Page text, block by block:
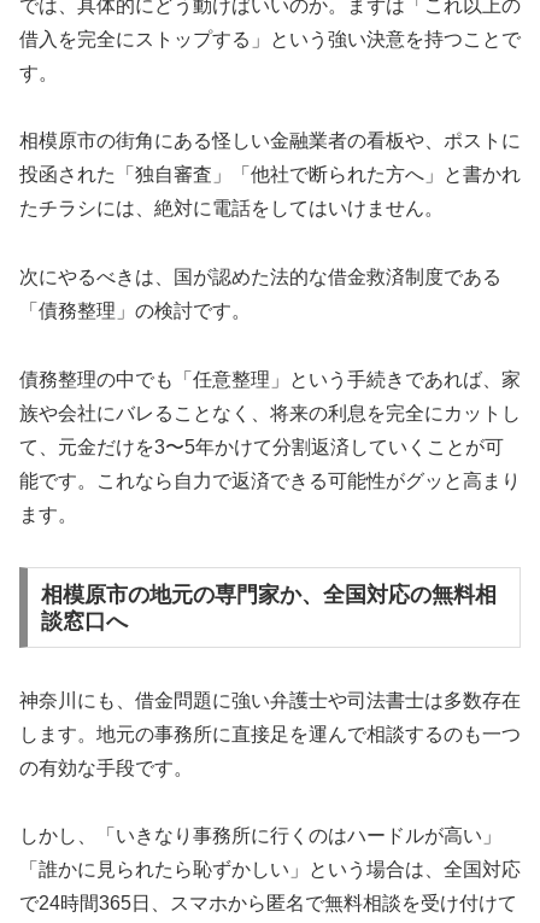
では、具体的にどう動けばいいのか。まずは「これ以上の
借入を完全にストップする」という強い決意を持つことで
す。
相模原市の街角にある怪しい金融業者の看板や、ポストに
投函された「独自審査」「他社で断られた方へ」と書かれ
たチラシには、絶対に電話をしてはいけません。
次にやるべきは、国が認めた法的な借金救済制度である
「債務整理」の検討です。
債務整理の中でも「任意整理」という手続きであれば、家
族や会社にバレることなく、将来の利息を完全にカットし
て、元金だけを3〜5年かけて分割返済していくことが可
能です。これなら自力で返済できる可能性がグッと高まり
ます。
相模原市の地元の専門家か、全国対応の無料相
談窓口へ
神奈川にも、借金問題に強い弁護士や司法書士は多数存在
します。地元の事務所に直接足を運んで相談するのも一つ
の有効な手段です。
しかし、「いきなり事務所に行くのはハードルが高い」
「誰かに見られたら恥ずかしい」という場合は、全国対応
で24時間365日、スマホから匿名で無料相談を受け付けて